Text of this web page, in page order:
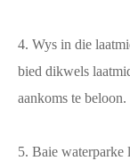
4. Wys in die
bied dikwels
aankoms te beloon.
5. Baie